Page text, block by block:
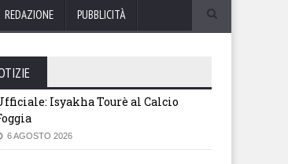
REDAZIONE PUBBLICITÀ
Isyakha Tourè al Calcio
6 AGOSTO 2026